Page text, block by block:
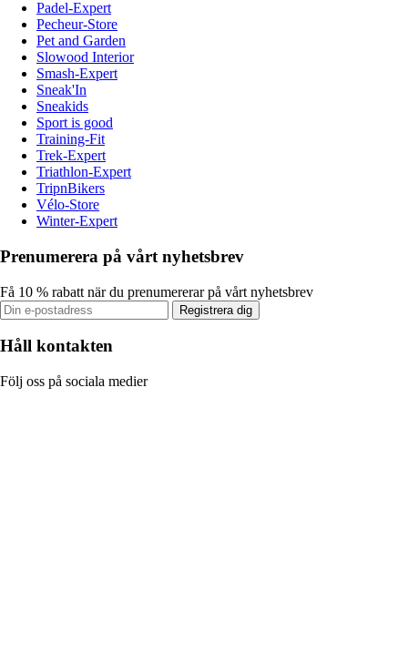
Padel-Expert
Pecheur-Store
Pet and Garden
Slowood Interior
Smash-Expert
Sneak'In
Sneakids
Sport is good
Training-Fit
Trek-Expert
Triathlon-Expert
TripnBikers
Vélo-Store
Winter-Expert
Prenumerera på vårt nyhetsbrev
Få 10 % rabatt när du prenumererar på vårt nyhetsbrev
Registrera dig
Håll kontakten
Följ oss på sociala medier